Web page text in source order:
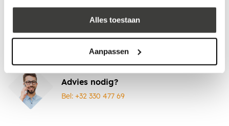
Alles toestaan
Aanpassen
Vraag een vrijblijvende offerte aan! Offerte
Advies nodig?
Bel: +32 330 477 69